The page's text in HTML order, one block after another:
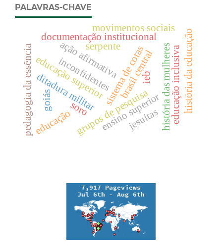
PALAVRAS-CHAVE
ação afirmativasistema de cotas
ensino superiorhistória das mulheres
ditadura militar
educação superior
documentação institucional
pedagogia da essência brasil central
grupos de pesquisa educação inclusivahistória da educação
jesuítas
inconfidentes
serpente
soro
educação
goiás
ieb
movimentos sociais